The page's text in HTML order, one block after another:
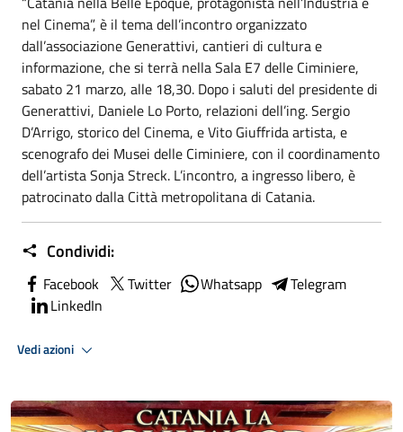
nel Cinema”, è il tema dell’incontro organizzato
dall’associazione Generattivi, cantieri di cultura e
informazione, che si terrà nella Sala E7 delle Ciminiere,
sabato 21 marzo, alle 18,30. Dopo i saluti del presidente di
Generattivi, Daniele Lo Porto, relazioni dell’ing. Sergio
D’Arrigo, storico del Cinema, e Vito Giuffrida artista, e
scenografo dei Musei delle Ciminiere, con il coordinamento
dell’artista Sonja Streck. L’incontro, a ingresso libero, è
patrocinato dalla Città metropolitana di Catania.
Condividi:
Facebook Twitter Whatsapp
Telegram
LinkedIn
Vedi azioni